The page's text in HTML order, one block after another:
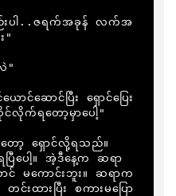
"
လိုက်ရတော့မှာပေါ့"
ြီပေါ့။ အဲ့ဒီနေ့က ဆရာ
င် မကောင်းဘူး။ ဆရာက
းထားပြီး စကားမပြော